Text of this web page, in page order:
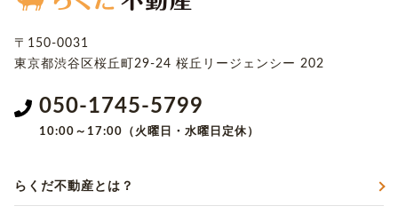
〒150-0031
東京都渋谷区桜丘町29-24 桜丘リージェンシー 202
050-1745-5799
10:00～17:00（火曜日・水曜日定休）
らくだ不動産とは？